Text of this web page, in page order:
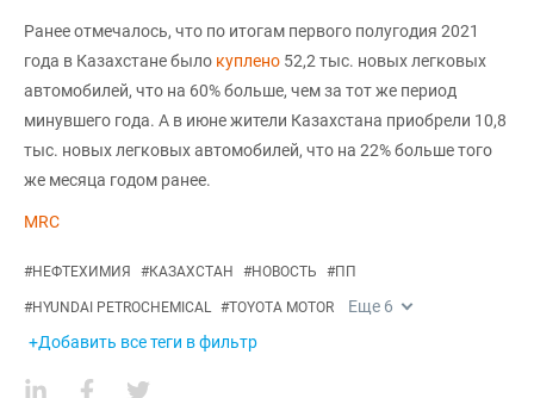
Ранее отмечалось, что по итогам первого полугодия 2021
года в Казахстане было куплено 52,2 тыс. новых легковых
автомобилей, что на 60% больше, чем за тот же период
минувшего года. А в июне жители Казахстана приобрели 10,8
тыс. новых легковых автомобилей, что на 22% больше того
же месяца годом ранее.
MRC
#НЕФТЕХИМИЯ #КАЗАХСТАН #НОВОСТЬ #ПП
#HYUNDAI PETROCHEMICAL #TOYOTA MOTOR Еще 6
+Добавить все теги в фильтр